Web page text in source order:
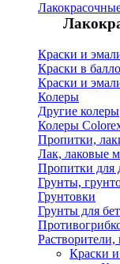
Краски и
Краски в
Краски и
Колеры
Другие колеры
Колеры
Пропитки,
Лак, лаковые
Пропитки для
Грунты,
Грунтовки
Грунты для
Растворители,
Краски